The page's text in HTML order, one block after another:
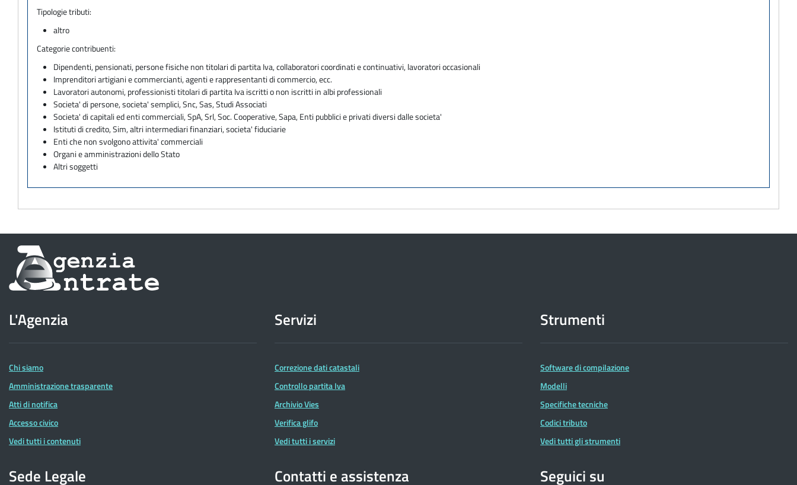
Tipologie tributi:
altro
Categorie contribuenti:
Dipendenti, pensionati, persone fisiche non titolari di partita Iva, collaboratori coordinati e continuativi, lavoratori occasionali
Imprenditori artigiani e commercianti, agenti e rappresentanti di commercio, ecc.
Lavoratori autonomi, professionisti titolari di partita Iva iscritti o non iscritti in albi professionali
Societa' di persone, societa' semplici, Snc, Sas, Studi Associati
Societa' di capitali ed enti commerciali, SpA, Srl, Soc. Cooperative, Sapa, Enti pubblici e privati diversi dalle societa'
Istituti di credito, Sim, altri intermediari finanziari, societa' fiduciarie
Enti che non svolgono attivita' commerciali
Organi e amministrazioni dello Stato
Altri soggetti
Informazioni
sul
dell'Agenzia
delle
Entrate
L'Agenzia
Chi siamo
Amministrazione trasparente
Atti di notifica
Accesso civico
Vedi tutti i contenuti
Servizi
Correzione dati catastali
Controllo partita Iva
Archivio Vies
Verifica glifo
Vedi tutti i servizi
Strumenti
Software di compilazione
Modelli
Specifiche tecniche
Codici tributo
Vedi tutti gli strumenti
Sede Legale Contatti e assistenza Seguici su